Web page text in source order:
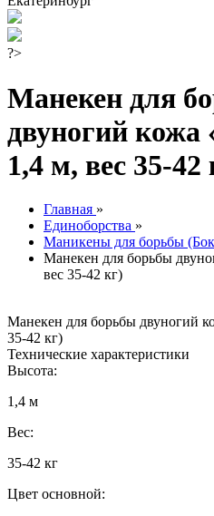
?>
Манекен для
двуногий кожа
1,4 м, вес 35-42
Главная »
Единоборства »
Маникены для борьбы
Манекен для борьбы
вес 35-42 кг)
Манекен для борьбы двуногий
35-42 кг)
Технические характеристики
Высота:
1,4 м
Вес:
35-42 кг
Цвет основной: